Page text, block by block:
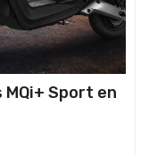
Sport en